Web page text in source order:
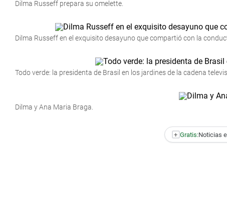
Dilma Russeff prepara su omelette.
Dilma Russeff en el exquisito desayuno que compartió con la
Todo verde: la presidenta de Brasil en los jardines de la cadena
Dilma y Ana Maria Braga.
+ Gratis:Noticias